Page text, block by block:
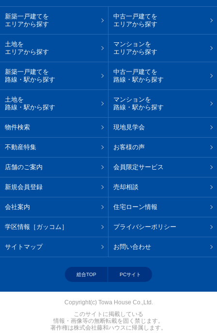
新築一戸建てを
エリアから探す
中古一戸建てを
エリアから探す
土地を
エリアから探す
マンションを
エリアから探す
新築一戸建てを
路線・駅から探す
中古一戸建てを
路線・駅から探す
土地を
路線・駅から探す
マンションを
路線・駅から探す
物件検索 現地見学会
不動産特集 お客様の声
店舗のご案内 会員限定サービス
新規会員登録 売却相談
会社案内 住宅ローン情報
学区情報［ガッコム］ プライバシーポリシー
サイトマップ お問い合わせ
総合TOP PCサイト
Copyright(c) Towa House Co.,Ltd.
このサイトに掲載している
情報・画像等の無断転載を固く禁じます。
著作権は株式会社藤和ハウスに帰属します。